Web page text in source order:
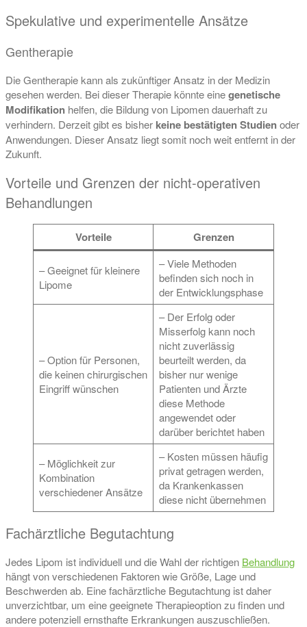
Spekulative und experimentelle Ansätze
Gentherapie
Die Gentherapie kann als zukünftiger Ansatz in der Medizin
gesehen werden. Bei dieser Therapie könnte einegenetische
Modifikation helfen, die Bildung von Lipomen dauerhaft zu
verhindern. Derzeit gibt es bisher keine bestätigten Studienoder
Anwendungen. Dieser Ansatz liegt somit noch weit entfernt in der
Zukunft.
Vorteile und Grenzen der nicht-operativen
Behandlungen
Vorteile Grenzen
– Geeignet für kleinere
Lipome
– Viele Methoden
befinden sich noch in
der Entwicklungsphase
– Option für Personen,
die keinen chirurgischen
Eingriff wünschen
– Der Erfolg oder
Misserfolg kann noch
nicht zuverlässig
beurteilt werden, da
bisher nur wenige
Patienten und Ärzte
diese Methode
angewendet oder
darüber berichtet haben
– Möglichkeit zur
Kombination
verschiedener Ansätze
– Kosten müssen häufig
privat getragen werden,
da Krankenkassen
diese nicht übernehmen
Fachärztliche Begutachtung
Jedes Lipom ist individuell und die Wahl der richtigen Behandlung
hängt von verschiedenen Faktoren wie Größe, Lage und
Beschwerden ab. Eine fachärztliche Begutachtung ist daher
unverzichtbar, um eine geeignete Therapieoption zu finden und
andere potenziell ernsthafte Erkrankungen auszuschließen.